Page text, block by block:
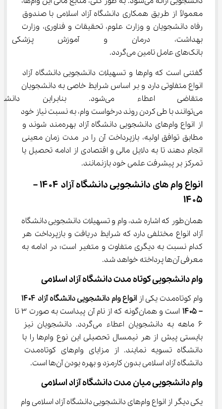
معمولاً از طریق همکاری دانشگاه آزاد اسلامی با صندوق
رفاه دانشجویان و وزارت علوم، تحقیقات و فناوری، وزارت
بهداشت، درمان و آموزش
بانک‌های عامل تامین می‌گردد.
گفتنی است که وام‌ها و تسهیلات دانشجویی دانشگاه آزاد
انواع متفاوتی دارد و بر اساس شرایط خاصی به دانشجویان
متقاضی اعطاء می‌شود.
می‌توانند با طی کردن روند درخواست وام، به نسبت نیاز خود
از انواع وام‌های دانشجویی دانشگاه آزاد بهره‌مند شوند و
مطابق توافق اولیه، بازپرداخت آن را در مدت زمان معینی
انجام دهند تا به دلایل مالی و اقتصادی از ادامه تحصیل یا
تمرکز بر پیشرفت علمی خود بازنمانند.
انواع وام های دانشجویی دانشگاه آزاد ۱۴۰۴ –
۱۴۰۵
همان‌طور که اشاره شد، وام‌ و تسهیلات دانشجویی دانشگاه
آزاد انواع مختلفی دارد که شرایط دریافت و بازپرداخت هر
کدام نسبت به دیگری متفاوت و متغیر است؛ در ادامه به
معرفی آن‌ها پرداخته خواهد شد.
وام دانشجویی کوتاه مدت دانشگاه آزاد اسلامی
وام کوتاه‌مدت یکی از انواع وام دانشجویی دانشگاه آزاد
– ۱۴۰۵
است و همان‌گونه که از نام آن‌ پیداست به صورت 3 تا
6 ماهه به دانشجویان اعطاء می‌گردد. دانشجویان نیز
بایستی پیش از هر نیمسال تحصیلی این نوع وام‌ها را با
دانشگاه تسویه نمایند. از مزایای وام‌های کوتاه‌مدت
دانشگاه آزاد اسلامی بدون کارمزد و بهره بودن آن‌ها است.
وام دانشجویی میان مدت دانشگاه آزاد اسلامی
یکی دیگر از انواع وام‌های دانشجویی دانشگاه آزاد اسلامی وام